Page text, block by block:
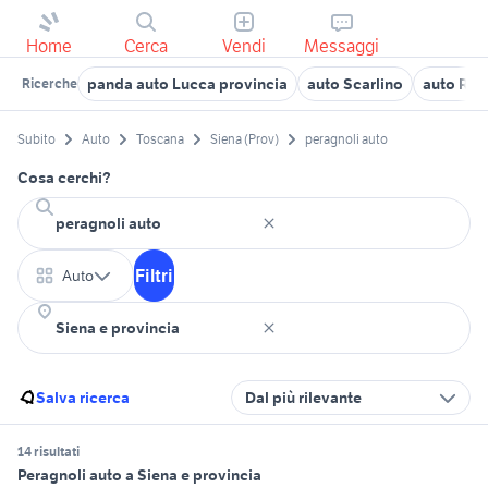
Home Cerca Vendi Messaggi
Ricerche panda auto Lucca provincia auto Scarlino auto
Subito Auto Toscana Siena (Prov) peragnoli auto
Cosa cerchi?
Auto Filtri
Salva ricerca Dal più rilevante
14 risultati
Peragnoli auto a Siena e provincia